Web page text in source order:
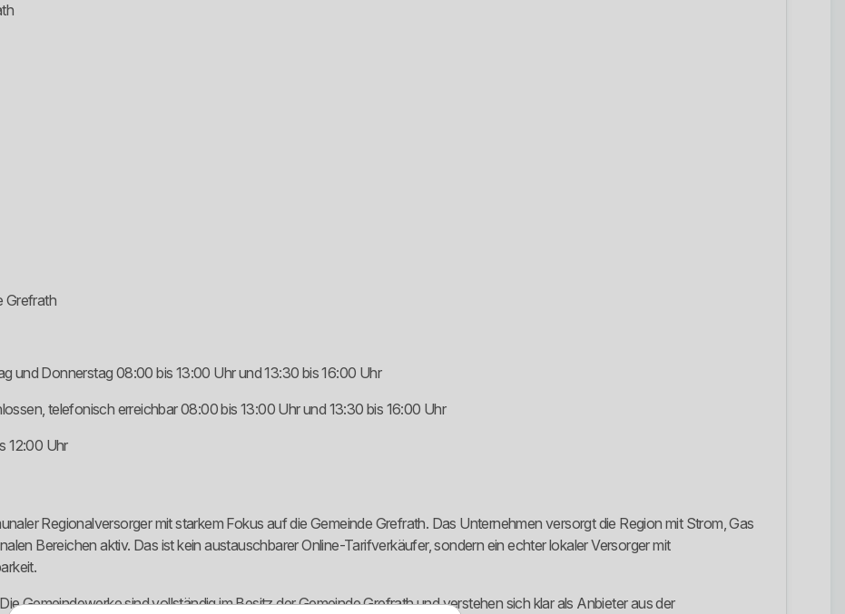
Grefrath
und Donnerstag 08:00 bis 13:00 Uhr und 13:30 bis 16:00 Uhr
telefonisch erreichbar 08:00 bis 13:00 Uhr und 13:30 bis 16:00 Uhr
12:00 Uhr
Regionalversorger mit starkem Fokus auf die Gemeinde Grefrath. Das Unternehmen versorgt die Region mit Strom, Gas
Bereichen aktiv. Das ist kein austauschbarer Online-Tarifverkäufer, sondern ein echter lokaler Versorger mit
Gemeindewerke sind vollständig im Besitz der Gemeinde Grefrath und verstehen sich klar als Anbieter aus der